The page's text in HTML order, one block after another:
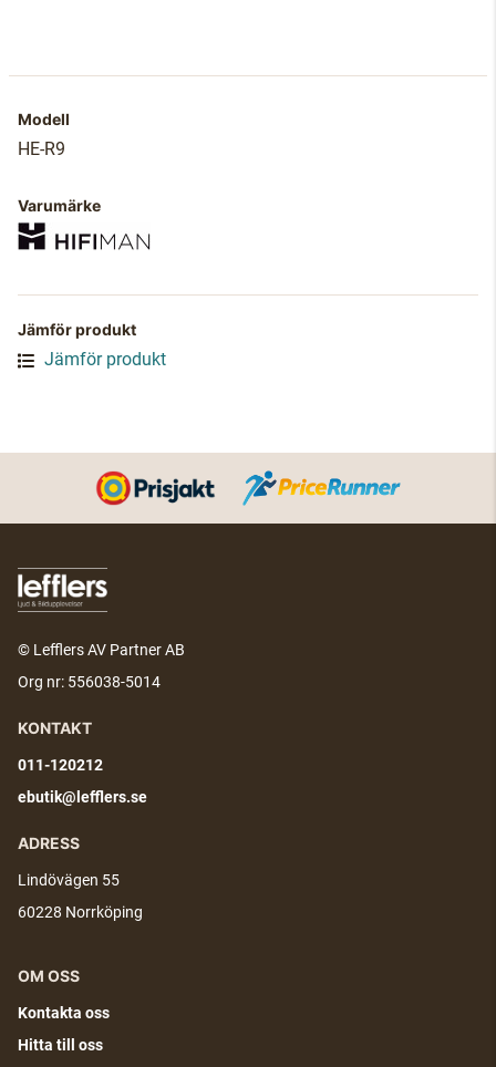
Modell
HE-R9
Varumärke
Jämför produkt
Jämför produkt
© Lefflers AV Partner AB
Org nr: 556038-5014
KONTAKT
011-120212
ebutik@lefflers.se
ADRESS
Lindövägen 55
60228 Norrköping
OM OSS
Kontakta oss
Hitta till oss